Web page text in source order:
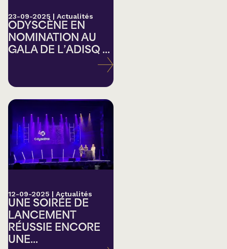
23-09-2025 | Actualités
ODYSCÈNE EN
NOMINATION AU
GALA DE L’ADISQ ...
12-09-2025 | Actualités
UNE SOIRÉE DE
LANCEMENT
RÉUSSIE ENCORE
UNE...